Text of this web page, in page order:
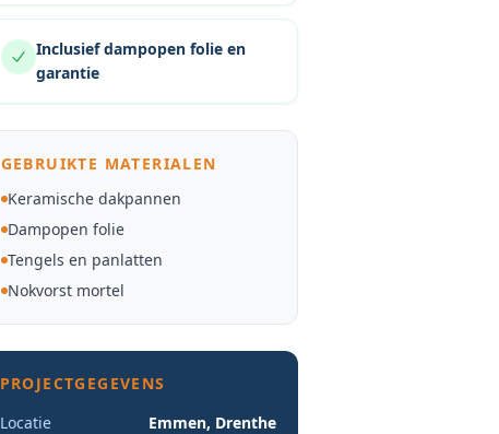
Inclusief dampopen folie en
garantie
GEBRUIKTE MATERIALEN
Keramische dakpannen
Dampopen folie
Tengels en panlatten
Nokvorst mortel
PROJECTGEGEVENS
Locatie
Emmen, Drenthe